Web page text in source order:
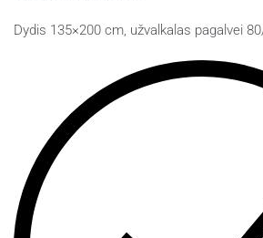
Dydis 135×200 cm, užvalkalas pagalvei